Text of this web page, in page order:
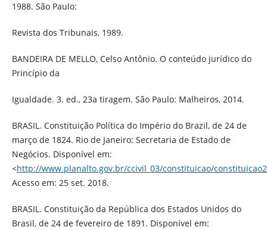
1988. São Paulo:
Revista dos Tribunais, 1989.
BANDEIRA DE MELLO, Celso Antônio. O conteúdo jurídico do
Princípio da
Igualdade. 3. ed., 23a tiragem. São Paulo: Malheiros, 2014.
BRASIL. Constituição Política do Império do Brazil, de 24 de
março de 1824. Rio de Janeiro: Secretaria de Estado de
Negócios. Disponível em:
<http://www.planalto.gov.br/ccivil_03/constituicao/
Acesso em: 25 set. 2018.
BRASIL. Constituição da República dos Estados Unidos do
Brasil, de 24 de fevereiro de 1891. Disponível em: